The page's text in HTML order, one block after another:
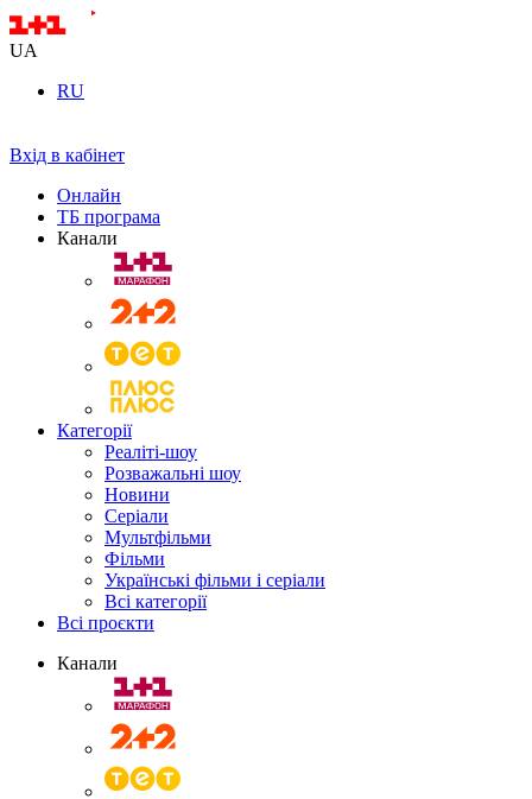
UA
RU
Вхід в кабінет
Онлайн
ТБ програма
Канали
Категорії
Реаліті-шоу
Розважальні шоу
Новини
Серіали
Мультфільми
Фільми
Українські фільми і серіали
Всі категорії
Всі проєкти
Канали